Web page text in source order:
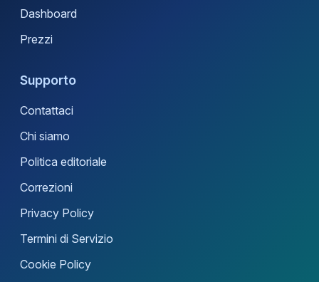
Dashboard
Prezzi
Supporto
Contattaci
Chi siamo
Politica editoriale
Correzioni
Privacy Policy
Termini di Servizio
Cookie Policy